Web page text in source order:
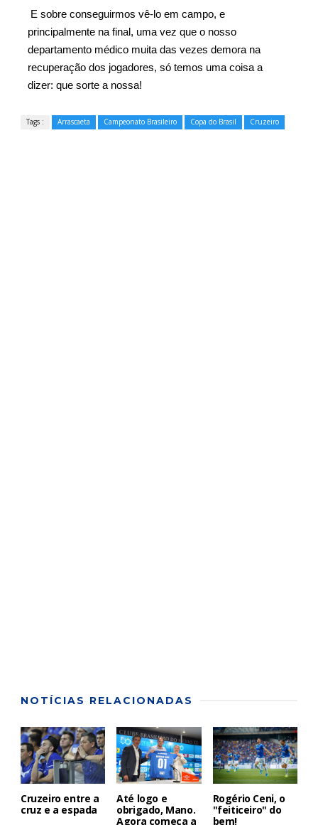
E sobre conseguirmos vê-lo em campo, e
principalmente na final, uma vez que o nosso
departamento médico muita das vezes demora na
recuperação dos jogadores, só temos uma coisa a
dizer: que sorte a nossa!
Tags : Arrascaeta Campeonato Brasileiro Copa do Brasil Cruzeiro
NOTÍCIAS RELACIONADAS
Cruzeiro entre a
cruz e a espada
Até logo e
obrigado, Mano.
Agora começa a
Rogério Ceni, o
"feiticeiro" do
bem!